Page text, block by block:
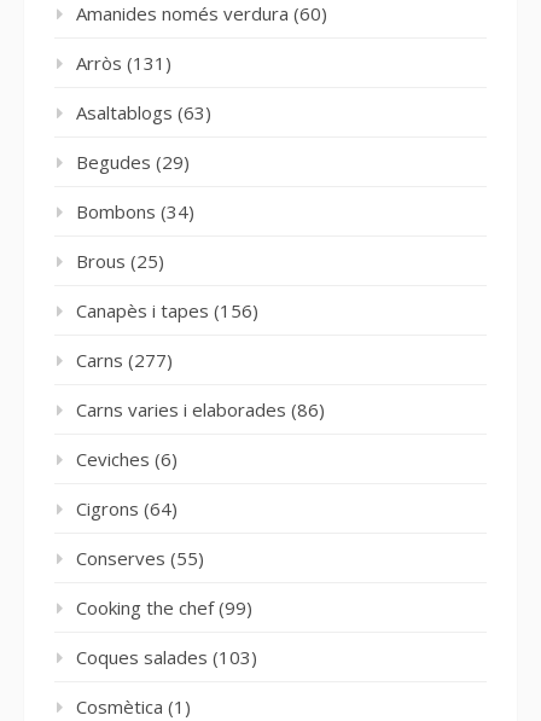
Amanides només verdura (60)
Arròs (131)
Asaltablogs (63)
Begudes (29)
Bombons (34)
Brous (25)
Canapès i tapes (156)
Carns (277)
Carns varies i elaborades (86)
Ceviches (6)
Cigrons (64)
Conserves (55)
Cooking the chef(99)
Coques salades (103)
Cosmètica (1)